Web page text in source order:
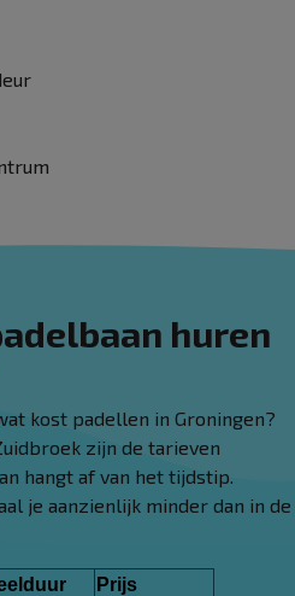
huren
kost padellen in Groningen?
zijn de tarieven
hangt af van het tijdstip.
je aanzienlijk minder dan in de
Prijs